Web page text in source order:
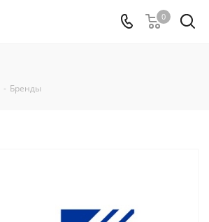
0
- Бренды